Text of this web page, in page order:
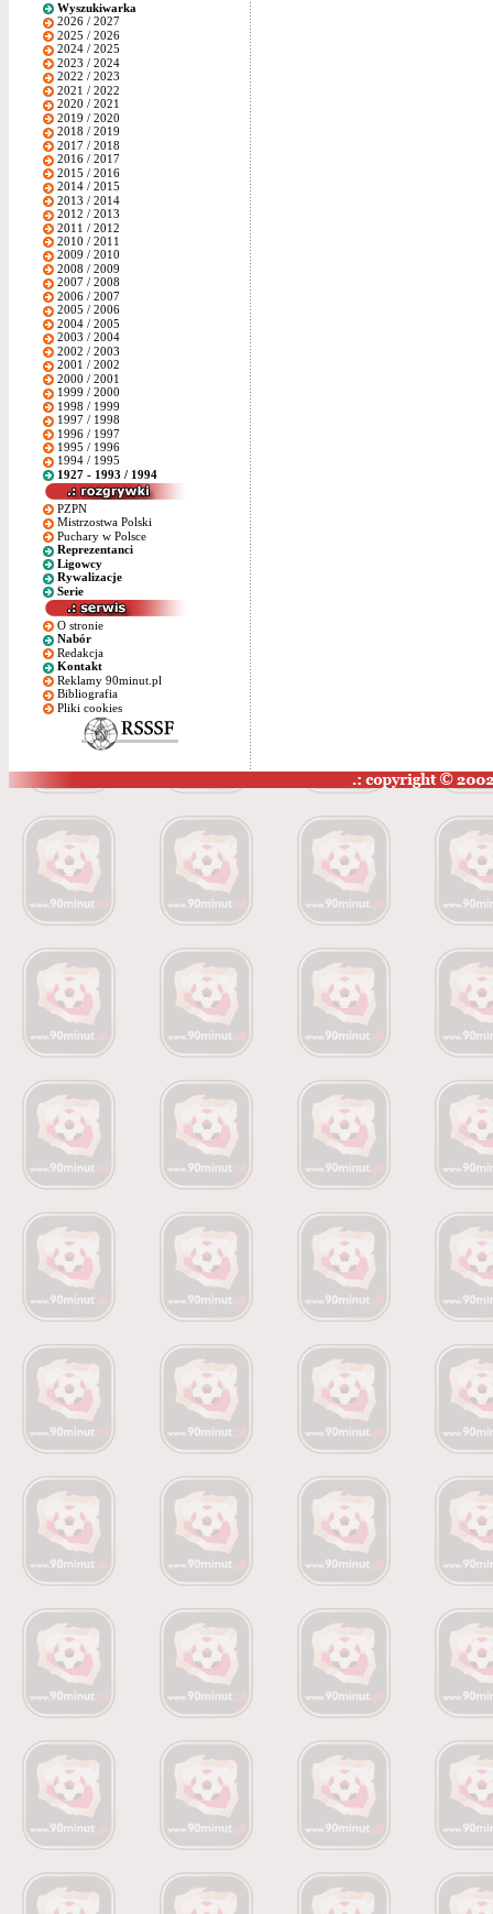
Wyszukiwarka
2026 / 2027
2025 / 2026
2024 / 2025
2023 / 2024
2022 / 2023
2021 / 2022
2020 / 2021
2019 / 2020
2018 / 2019
2017 / 2018
2016 / 2017
2015 / 2016
2014 / 2015
2013 / 2014
2012 / 2013
2011 / 2012
2010 / 2011
2009 / 2010
2008 / 2009
2007 / 2008
2006 / 2007
2005 / 2006
2004 / 2005
2003 / 2004
2002 / 2003
2001 / 2002
2000 / 2001
1999 / 2000
1998 / 1999
1997 / 1998
1996 / 1997
1995 / 1996
1994 / 1995
1927 - 1993 / 1994
PZPN
Mistrzostwa Polski
Puchary w Polsce
Reprezentanci
Ligowcy
Rywalizacje
Serie
O stronie
Nabór
Redakcja
Kontakt
Reklamy 90minut.pl
Bibliografia
Pliki cookies